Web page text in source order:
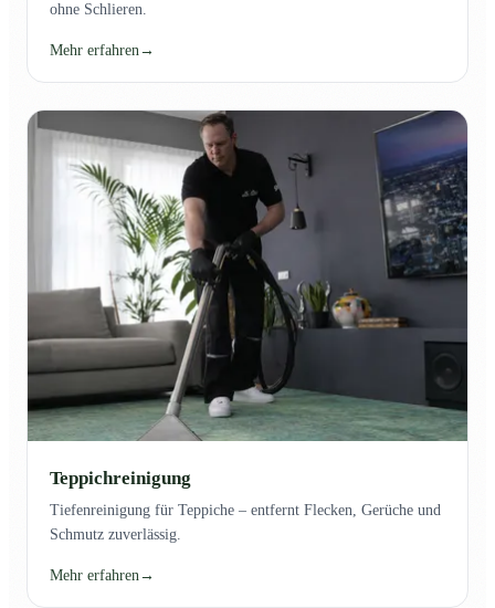
ohne Schlieren.
Mehr erfahren→
Teppichreinigung
Tiefenreinigung für Teppiche – entfernt Flecken, Gerüche und
Schmutz zuverlässig.
Mehr erfahren →